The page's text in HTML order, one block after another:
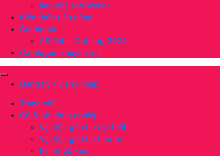
Keo chà ron Weber
Kiến thức tiêu dùng
Catalogue
AS Retail Catalog 2024
Catalogue khuyến mại
Đăng ký / Đăng nhập
Trang chủ
Gỗ & gỗ công nghiệp
Vật liệu gỗ cho nội thất
Vật liệu gỗ cho bao bì
Pallet gỗ keo